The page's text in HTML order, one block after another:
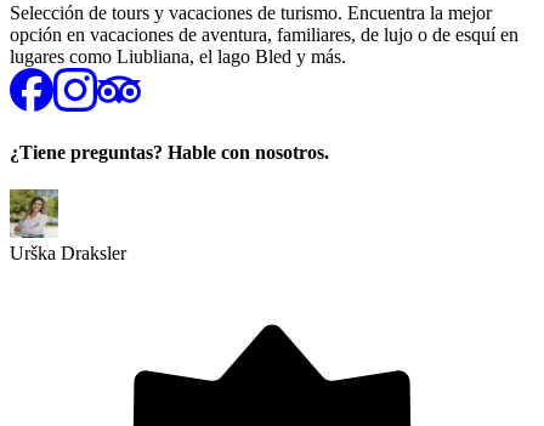
Selección de tours y vacaciones de turismo. Encuentra la mejor
opción en vacaciones de aventura, familiares, de lujo o de esquí en
lugares como Liubliana, el lago Bled y más.
¿Tiene preguntas? Hable con nosotros.
Urška Draksler